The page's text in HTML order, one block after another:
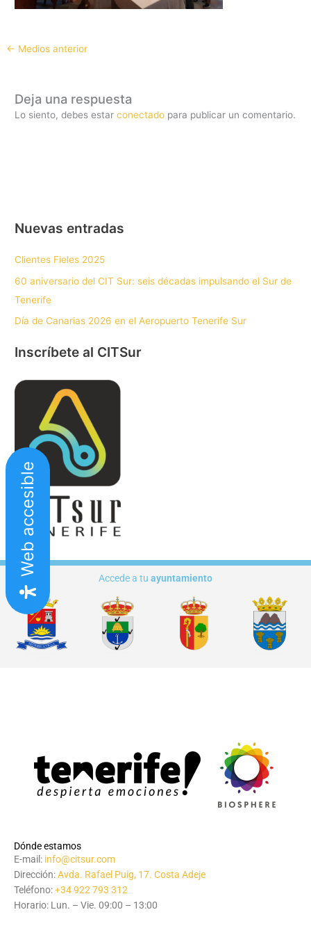
← Medios anterior
Deja una respuesta
Lo siento, debes estarconectado para publicar un comentario.
Nuevas entradas
Clientes Fieles 2025
60 aniversario del CIT Sur: seis décadas impulsando el Sur de
Tenerife
Día de Canarias 2026 en el Aeropuerto Tenerife Sur
Inscríbete al CITSur
Accede a tu ayuntamiento
Dónde estamos
E-mail: info@citsur.com
Dirección:Avda. Rafael Puig, 17. Costa Adeje
Teléfono:+34 922 793 312
Horario: Lun. – Vie. 09:00 – 13:00
Web accesible